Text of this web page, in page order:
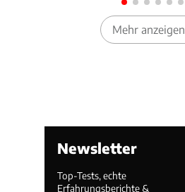
Mehr anzeigen
Newsletter
Top-Tests, echte
Erfahrungsberichte &